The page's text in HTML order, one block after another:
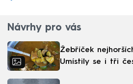
Návrhy pro vás
Žebříček
Umístily se i tři